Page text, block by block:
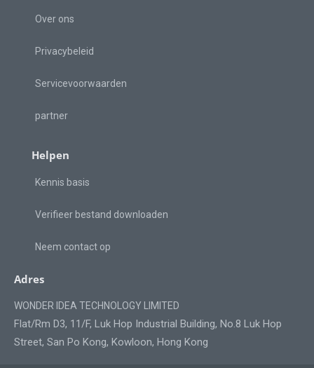
Over ons
Privacybeleid
Servicevoorwaarden
partner
Helpen
Kennis basis
Verifieer bestand downloaden
Neem contact op
Adres
WONDER IDEA TECHNOLOGY LIMITED
Flat/Rm D3, 11/F, Luk Hop Industrial Building, No.8 Luk Hop
Street, San Po Kong, Kowloon, Hong Kong